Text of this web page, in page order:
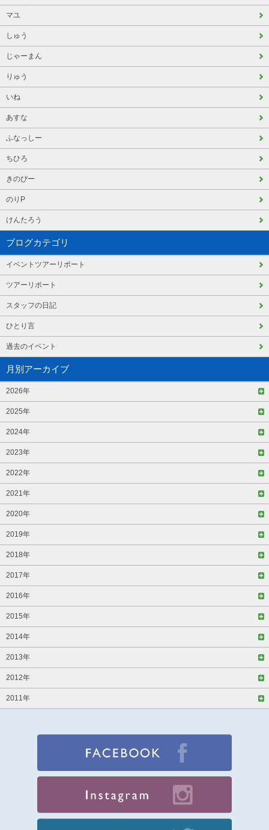
マユ
しゅう
じゃーまん
りゅう
いね
あすな
ふなっしー
ちひろ
きのぴー
のりP
けんたろう
ブログカテゴリ
イベントツアーリポート
ツアーリポート
スタッフの日記
ひとり言
過去のイベント
月別アーカイブ
2026年
2025年
2024年
2023年
2022年
2021年
2020年
2019年
2018年
2017年
2016年
2015年
2014年
2013年
2012年
2011年